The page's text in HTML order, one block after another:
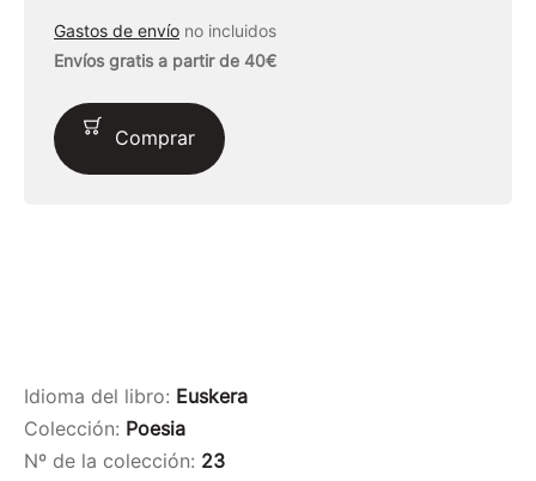
Gastos de envío no incluidos
Envíos gratis a partir de 40€
Comprar
Idioma del libro: Euskera
Colección: Poesia
Nº de la colección: 23